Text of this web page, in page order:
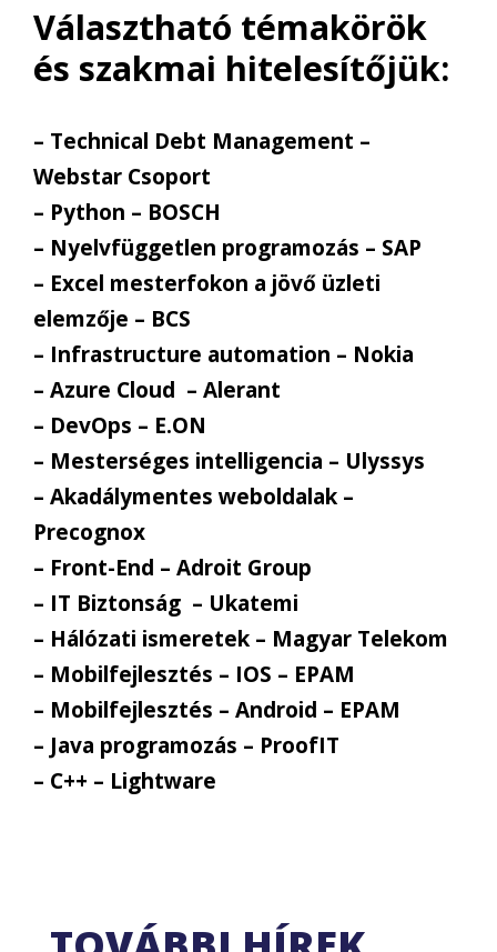
Választható témakörök
és szakmai hitelesítőjük:
– Technical Debt Management –
Webstar Csoport
– Python – BOSCH
– Nyelvfüggetlen programozás – SAP
– Excel mesterfokon a jövő üzleti
elemzője – BCS
– Infrastructure automation – Nokia
– Azure Cloud – Alerant
– DevOps – E.ON
– Mesterséges intelligencia – Ulyssys
– Akadálymentes weboldalak –
Precognox
– Front-End – Adroit Group
– IT Biztonság – Ukatemi
– Hálózati ismeretek – Magyar Telekom
– Mobilfejlesztés – IOS – EPAM
– Mobilfejlesztés – Android – EPAM
– Java programozás – ProofIT
– C++ – Lightware